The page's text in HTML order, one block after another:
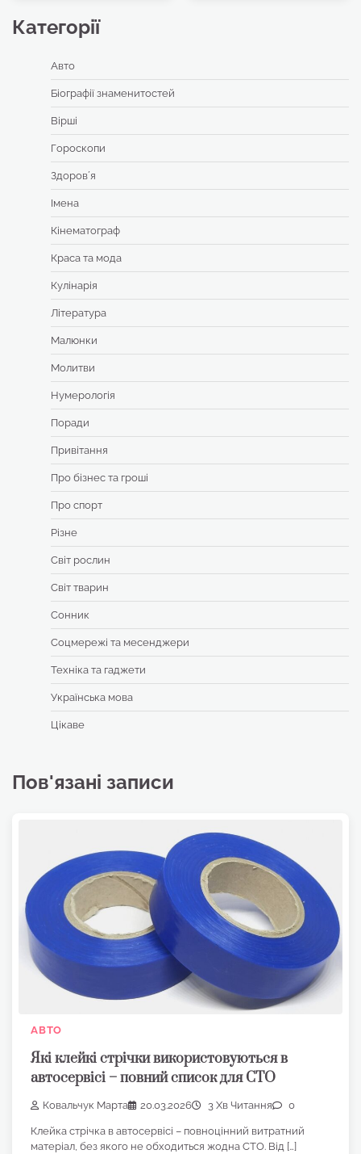
Категорії
Авто
Біографії знаменитостей
Вірші
Гороскопи
Здоровʼя
Імена
Кінематограф
Краса та мода
Кулінарія
Література
Малюнки
Молитви
Нумерологія
Поради
Привітання
Про бізнес та гроші
Про спорт
Різне
Світ рослин
Світ тварин
Сонник
Соцмережі та месенджери
Техніка та гаджети
Українська мова
Цікаве
Пов'язані записи
АВТО
Які клейкі стрічки використовуються в
автосервісі – повний список для СТО
Ковальчук Марта 20.03.2026 3 Хв Читання 0
Клейка стрічка в автосервісі – повноцінний витратний
матеріал, без якого не обходиться жодна СТО. Від […]